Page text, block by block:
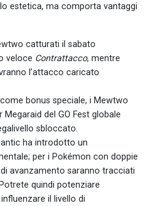
estetica, ma comporta vantaggi
catturati il sabato
veloce Contrattacco, mentre
l’attacco caricato
come bonus speciale, i Mewtwo
del GO Fest globale
sbloccato.
ha introdotto un
per i Pokémon con doppie
avanzamento saranno tracciati
quindi potenziare
il livello di